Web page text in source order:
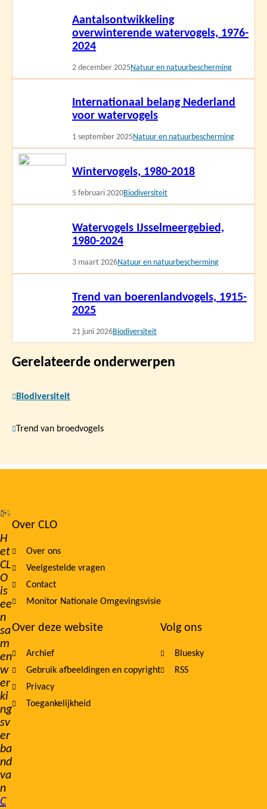
Aantalsontwikkeling
overwinterende watervogels, 1976-
2024
2 december 2025Natuur en natuurbescherming
Internationaal belang Nederland
voor watervogels
1 september 2025Natuur en natuurbescherming
Wintervogels, 1980-2018
5 februari 2020Biodiversiteit
Lees
Watervogels IJsselmeergebied,
1980-2024
3 maart 2026Natuur en natuurbescherming
Trend van boerenlandvogels, 1915-
2025
21 juni 2026Biodiversiteit
Gerelateerde onderwerpen
Biodiversiteit
Trend van broedvogels
H
et
CL
O
is
ee
n
sa
m
en
w
er
ki
ng
sv
er
ba
nd
va
n
C
Footer
navigation
Over CLO
Over ons
Veelgestelde vragen
Contact
Monitor Nationale Omgevingsvisie
Over deze website
Archief
Gebruik afbeeldingen en copyright
Privacy
Toegankelijkheid
Volg ons
Bluesky
RSS